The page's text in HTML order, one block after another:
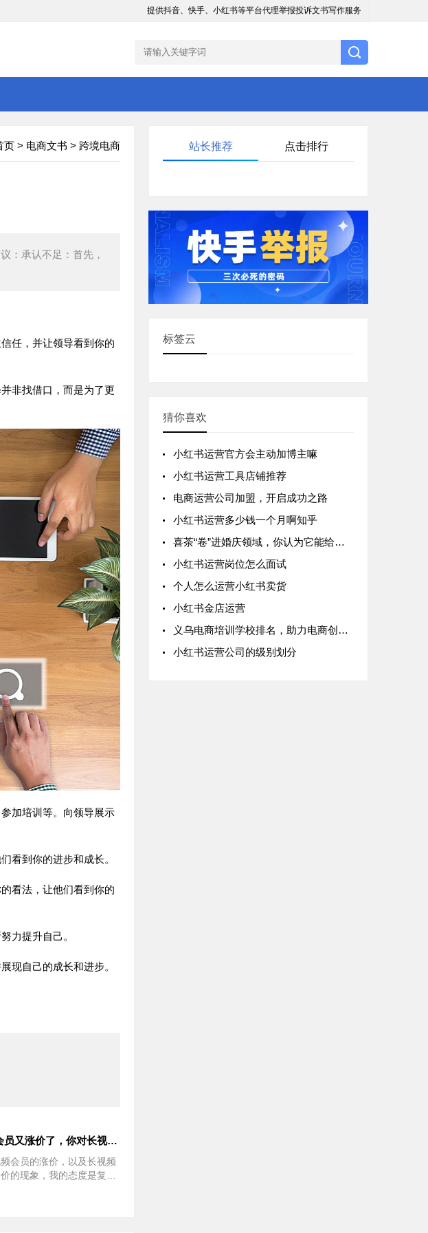
提供抖音、快手、小红书等平台代理举报投诉文书写作服务
页 > 电商文书 > 跨境电商
：承认不足：首先，
任，并让领导看到你的
非找借口，而是为了更
加培训等。向领导展示
看到你的进步和成长。
看法，让他们看到你的
力提升自己。
现自己的成长和进步。
腾讯视频会员又涨价了，你对长视频平台接连涨价的态度是什么呢？
会员的涨价，以及长视频
的现象，我的态度是复杂
站长推荐 点击排行
标签云
猜你喜欢
小红书运营官方会主动加博主嘛
小红书运营工具店铺推荐
电商运营公司加盟，开启成功之路
小红书运营多少钱一个月啊知乎
喜茶“卷”进婚庆领域，你认为它能给新人们带来什么？
小红书运营岗位怎么面试
个人怎么运营小红书卖货
小红书金店运营
义乌电商培训学校排名，助力电商创业梦
小红书运营公司的级别划分